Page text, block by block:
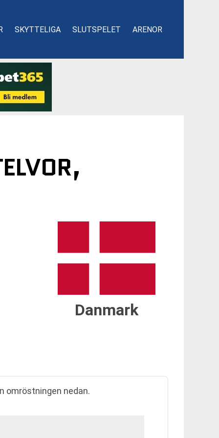
SKYTTELIGA SLUTSPELET ARENOR
Danmark
omröstningen nedan.